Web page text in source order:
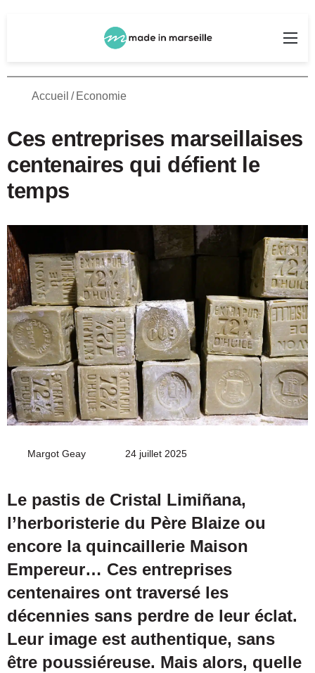
Accueil / Economie
Ces entreprises marseillaises
centenaires qui défient le
temps
Margot Geay
Envoyer24 juillet 2025
Le pastis de Cristal Limiñana,
l’herboristerie du Père Blaize ou
encore la quincaillerie Maison
Empereur… Ces entreprises
centenaires ont traversé les
décennies sans perdre de leur éclat.
Leur image est authentique, sans
être poussiéreuse. Mais alors, quelle